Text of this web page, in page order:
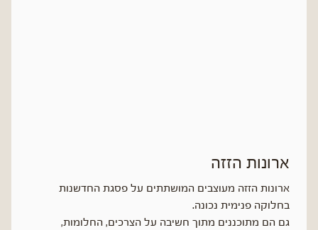
ארונות הזזה
ארונות הזזה מעוצבים המושתתים על פסגת החדשנות
בחלוקה פנימית נכונה.
גם הם מתוכננים מתוך חשיבה על הצרכים, החלומות,